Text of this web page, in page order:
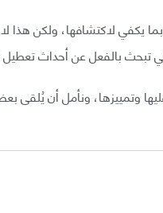
يكفي لاكتشافها، ولكن هذا
بالفعل عن أحداث تعطيل
وتمييزها، ونأمل أن يُلقى